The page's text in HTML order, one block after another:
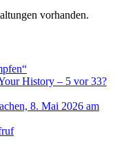
vorhanden.
History – 5 vor 33?
8. Mai 2026 am